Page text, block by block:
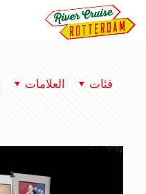
فئات العلامات